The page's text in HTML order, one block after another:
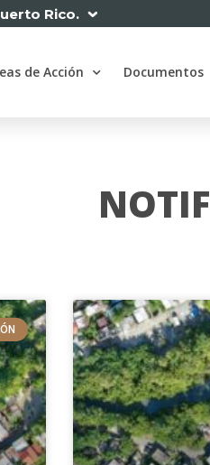
Rico.
de Acción Documentos